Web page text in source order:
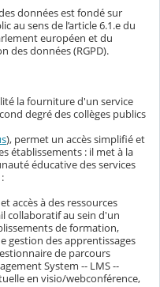
données est fondé sur
au sens de l’article 6.1.e du
européen et du
des données (RGPD).
la fourniture d'un service
degré des collèges publics
), permet un accès simplifié et
établissements : il met à la
éducative des services
accès à des ressources
collaboratif au sein d'un
de formation,
gestion des apprentissages
de parcours
System -- LMS --
en visio/webconférence,